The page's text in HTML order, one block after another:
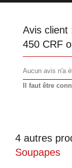
Avis client
450 CRF
Aucun avis n'a
Il faut être
4 autres
Soupapes